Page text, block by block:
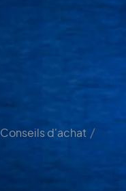
Conseils d'achat /